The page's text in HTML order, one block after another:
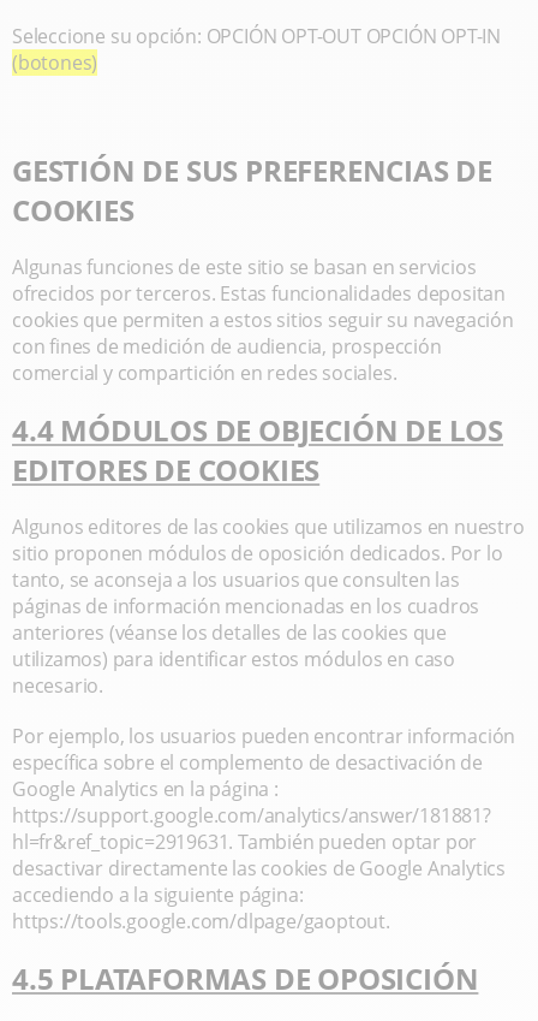
Seleccione su opción: OPCIÓN OPT-OUT OPCIÓN OPT-IN
(botones)
GESTIÓN DE SUS PREFERENCIAS DE
COOKIES
Algunas funciones de este sitio se basan en servicios
ofrecidos por terceros. Estas funcionalidades depositan
cookies que permiten a estos sitios seguir su navegación
con fines de medición de audiencia, prospección
comercial y compartición en redes sociales.
4.4 MÓDULOS DE OBJECIÓN DE LOS
EDITORES DE COOKIES
Algunos editores de las cookies que utilizamos en nuestro
sitio proponen módulos de oposición dedicados. Por lo
tanto, se aconseja a los usuarios que consulten las
páginas de información mencionadas en los cuadros
anteriores (véanse los detalles de las cookies que
utilizamos) para identificar estos módulos en caso
necesario.
Por ejemplo, los usuarios pueden encontrar información
específica sobre el complemento de desactivación de
Google Analytics en la página :
https://support.google.com/analytics/answer/181881?
hl=fr&ref_topic=2919631. También pueden optar por
desactivar directamente las cookies de Google Analytics
accediendo a la siguiente página:
https://tools.google.com/dlpage/gaoptout.
4.5 PLATAFORMAS DE OPOSICIÓN